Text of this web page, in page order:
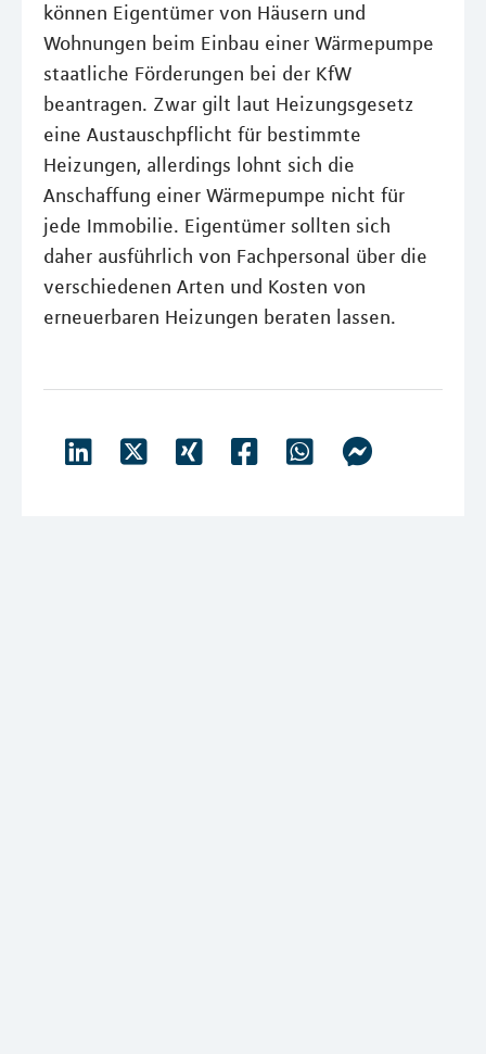
können Eigentümer von Häusern und
Wohnungen beim Einbau einer Wärmepumpe
staatliche Förderungen bei der KfW
beantragen. Zwar gilt laut Heizungsgesetz
eine Austauschpflicht für bestimmte
Heizungen, allerdings lohnt sich die
Anschaffung einer Wärmepumpe nicht für
jede Immobilie. Eigentümer sollten sich
daher ausführlich von Fachpersonal über die
verschiedenen Arten und Kosten von
erneuerbaren Heizungen beraten lassen.